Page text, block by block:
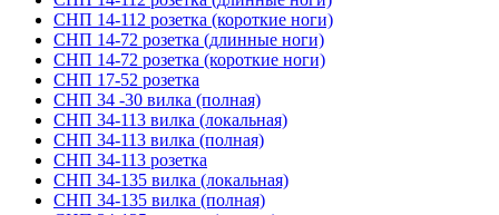
СНП 14-112 розетка (короткие ноги)
СНП 14-72 розетка (длинные ноги)
СНП 14-72 розетка (короткие ноги)
СНП 17-52 розетка
СНП 34 -30 вилка (полная)
СНП 34-113 вилка (локальная)
СНП 34-113 вилка (полная)
СНП 34-113 розетка
СНП 34-135 вилка (локальная)
СНП 34-135 вилка (полная)